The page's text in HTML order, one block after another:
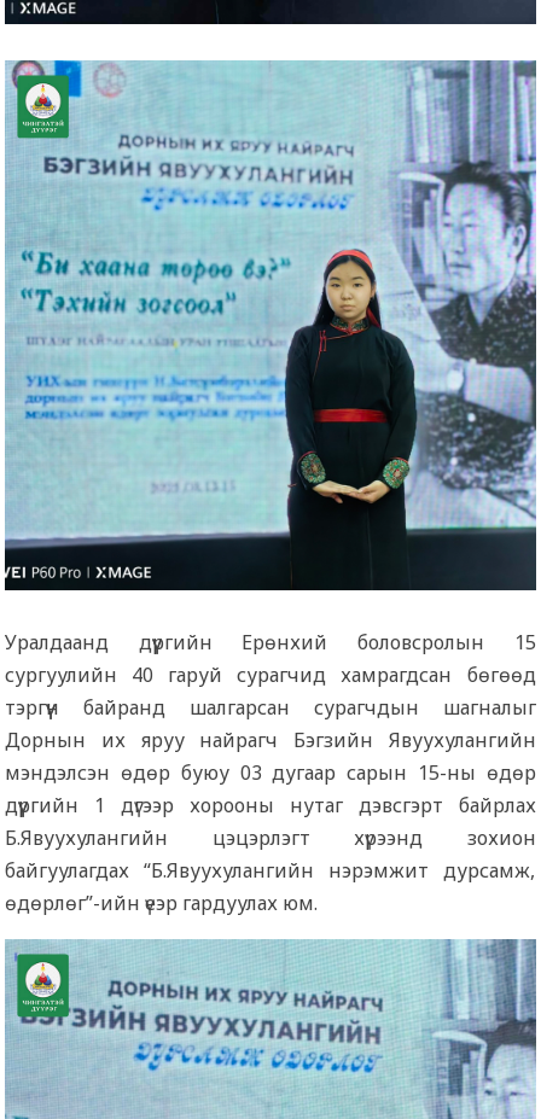
Уралдаанд дүүргийн Ерөнхий боловсролын 15
сургуулийн 40 гаруй сурагчид хамрагдсан бөгөөд
тэргүүн байранд шалгарсан сурагчдын шагналыг
Дорнын их яруу найрагч Бэгзийн Явуухулангийн
мэндэлсэн өдөр буюу 03 дугаар сарын 15-ны өдөр
дүүргийн 1 дүгээр хорооны нутаг дэвсгэрт байрлах
Б.Явуухулангийн цэцэрлэгт хүрээнд зохион
байгуулагдах “Б.Явуухулангийн нэрэмжит дурсамж,
өдөрлөг”-ийн үеэр гардуулах юм.